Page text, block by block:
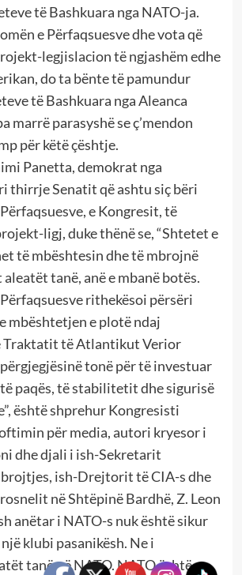
të Bashkuara nga NATO-ja.
e Përfaqsuesve dhe vota që
legjislacion të ngjashëm edhe
do ta bënte të pamundur
të Bashkuara nga Aleanca
marrë parasyshë se ç’mendon
për këtë çështje.
Panetta, demokrat nga
thirrje Senatit që ashtu siç bëri
e Kongresit, të
ligj, duke thënë se, “Shtetet e
të mbështesin dhe të mbrojnë
tanë, anë e mbanë botës.
rithekësoi përsëri
mbështetjen e plotë ndaj
Traktatit të Atlantikut Verior
tonë për të investuar
paqës, të stabilitetit dhe sigurisë
është shprehur Kongresisti
për media, autori kryesor i
dhe djali i ish-Sekretarit
ish-Drejtorit të CIA-s dhe
në Shtëpinë Bardhë, Z. Leon
anëtar i NATO-s nuk është sikur
klubi pasanikësh. Ne i
tanë në NATO. NATO është